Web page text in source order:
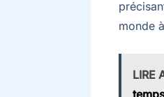
monde
LIRE